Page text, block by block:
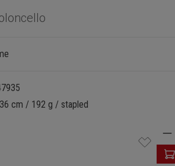
cm / 192 g / stapled